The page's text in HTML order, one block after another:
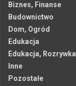
Biznes, Finanse
Budownictwo
Dom, Ogród
Edukacja
Edukacja, Rozrywka
Inne
Pozostałe